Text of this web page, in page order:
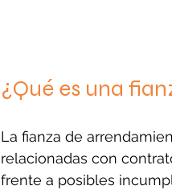
¿Qué es una
La fianza de
relacionadas con
frente a posibles